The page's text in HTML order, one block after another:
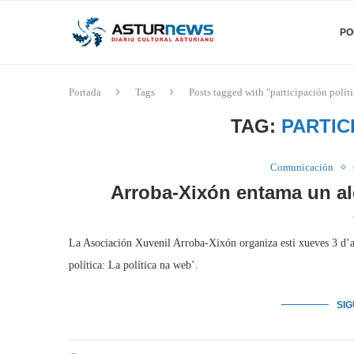
Portada Tags Posts tagged with "participación
TAG:
Comunicación
Arroba-Xixón entama un
La Asociación Xuvenil Arroba-Xixón organiza esti xueves 3
política: La política na web’.